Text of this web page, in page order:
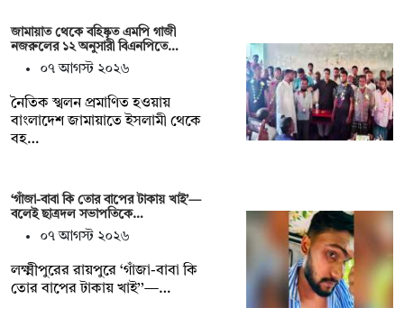
জামায়াত থেকে বহিষ্কৃত এমপি গাজী
নজরুলের ১২ অনুসারী বিএনপিতে…
০৭ আগস্ট ২০২৬
নৈতিক স্খলন প্রমাণিত হওয়ায়
বাংলাদেশ জামায়াতে ইসলামী থেকে
বহ…
‘গাঁজা-বাবা কি তোর বাপের টাকায় খাই’—
বলেই ছাত্রদল সভাপতিকে…
০৭ আগস্ট ২০২৬
লক্ষ্মীপুরের রায়পুরে ‘গাঁজা-বাবা কি
তোর বাপের টাকায় খাই’’—…